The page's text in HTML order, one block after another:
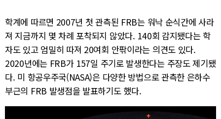
학계에 따르면 2007년 첫 관측된 FRB는 워낙 순식간에 사라
져 지금까지 몇 차례 포착되지 않았다. 140회 감지됐다는 학
자도 있고 엄밀히 따져 20여회 안팎이라는 의견도 있다.
2020년에는 FRB가 157일 주기로 발생한다는 주장도 제기됐
다. 미 항공우주국(NASA)은 다양한 방법으로 관측한 은하수
부근의 FRB 발생점을 발표하기도 했다.